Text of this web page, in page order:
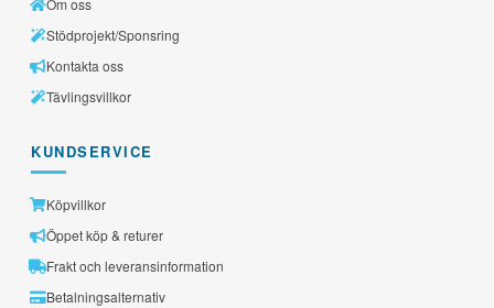
Om oss
Stödprojekt/Sponsring
Kontakta oss
Tävlingsvillkor
KUNDSERVICE
Köpvillkor
Öppet köp & returer
Frakt och leveransinformation
Betalningsalternativ